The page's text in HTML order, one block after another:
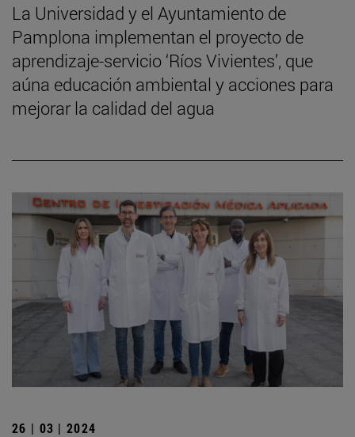
La Universidad y el Ayuntamiento de
Pamplona implementan el proyecto de
aprendizaje-servicio ‘Ríos Vivientes’, que
aúna educación ambiental y acciones para
mejorar la calidad del agua
26 | 03 | 2024